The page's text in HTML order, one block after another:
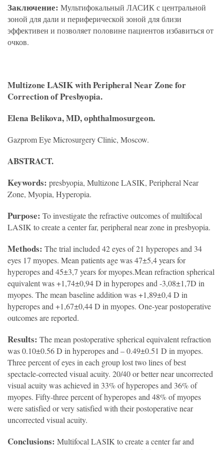
Заключение: Мультифокальный ЛАСИК с центральной
зоной для дали и периферической зоной для близи
эффективен и позволяет половине пациентов избавиться от
очков.
Multizone LASIK with Peripheral Near Zone for
Correction of Presbyopia.
Elena Belikova, MD, ophthalmosurgeon.
Gazprom Eye Microsurgery Clinic, Moscow.
ABSTRACT.
Keywords: presbyopia, Multizone LASIK, Peripheral Near
Zone, Myopia, Hyperopia.
Purpose: To investigate the refractive outcomes of multifocal
LASIK to create a center far, peripheral near zone in presbyopia.
Methods: The trial included 42 eyes of 21 hyperopes and 34
eyes 17 myopes. Mean patients age was 47±5,4 years for
hyperopes and 45±3,7 years for myopes.Mean refraction spherical
equivalent was +1,74±0,94 D in hyperopes and -3,08±1,7D in
myopes. The mean baseline addition was +1,89±0,4 D in
hyperopes and +1,67±0,44 D in myopes. One-year postoperative
outcomes are reported.
Results: The mean postoperative spherical equivalent refraction
was 0.10±0.56 D in hyperopes and – 0.49±0.51 D in myopes.
Three percent of eyes in each group lost two lines of best
spectacle-corrected visual acuity. 20/40 or better near uncorrected
visual acuity was achieved in 33% of hyperopes and 36% of
myopes. Fifty-three percent of hyperopes and 48% of myopes
were satisfied or very satisfied with their postoperative near
uncorrected visual acuity.
Conclusions: Multifocal LASIK to create a center far and